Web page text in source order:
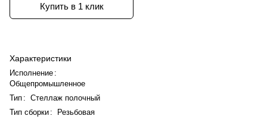
Купить в 1 клик
Характеристики
Исполнение :
Общепромышленное
Тип : Стеллаж полочный
Тип сборки:
Резьбовая